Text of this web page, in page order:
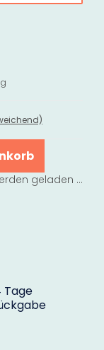
geladen ...
Tage